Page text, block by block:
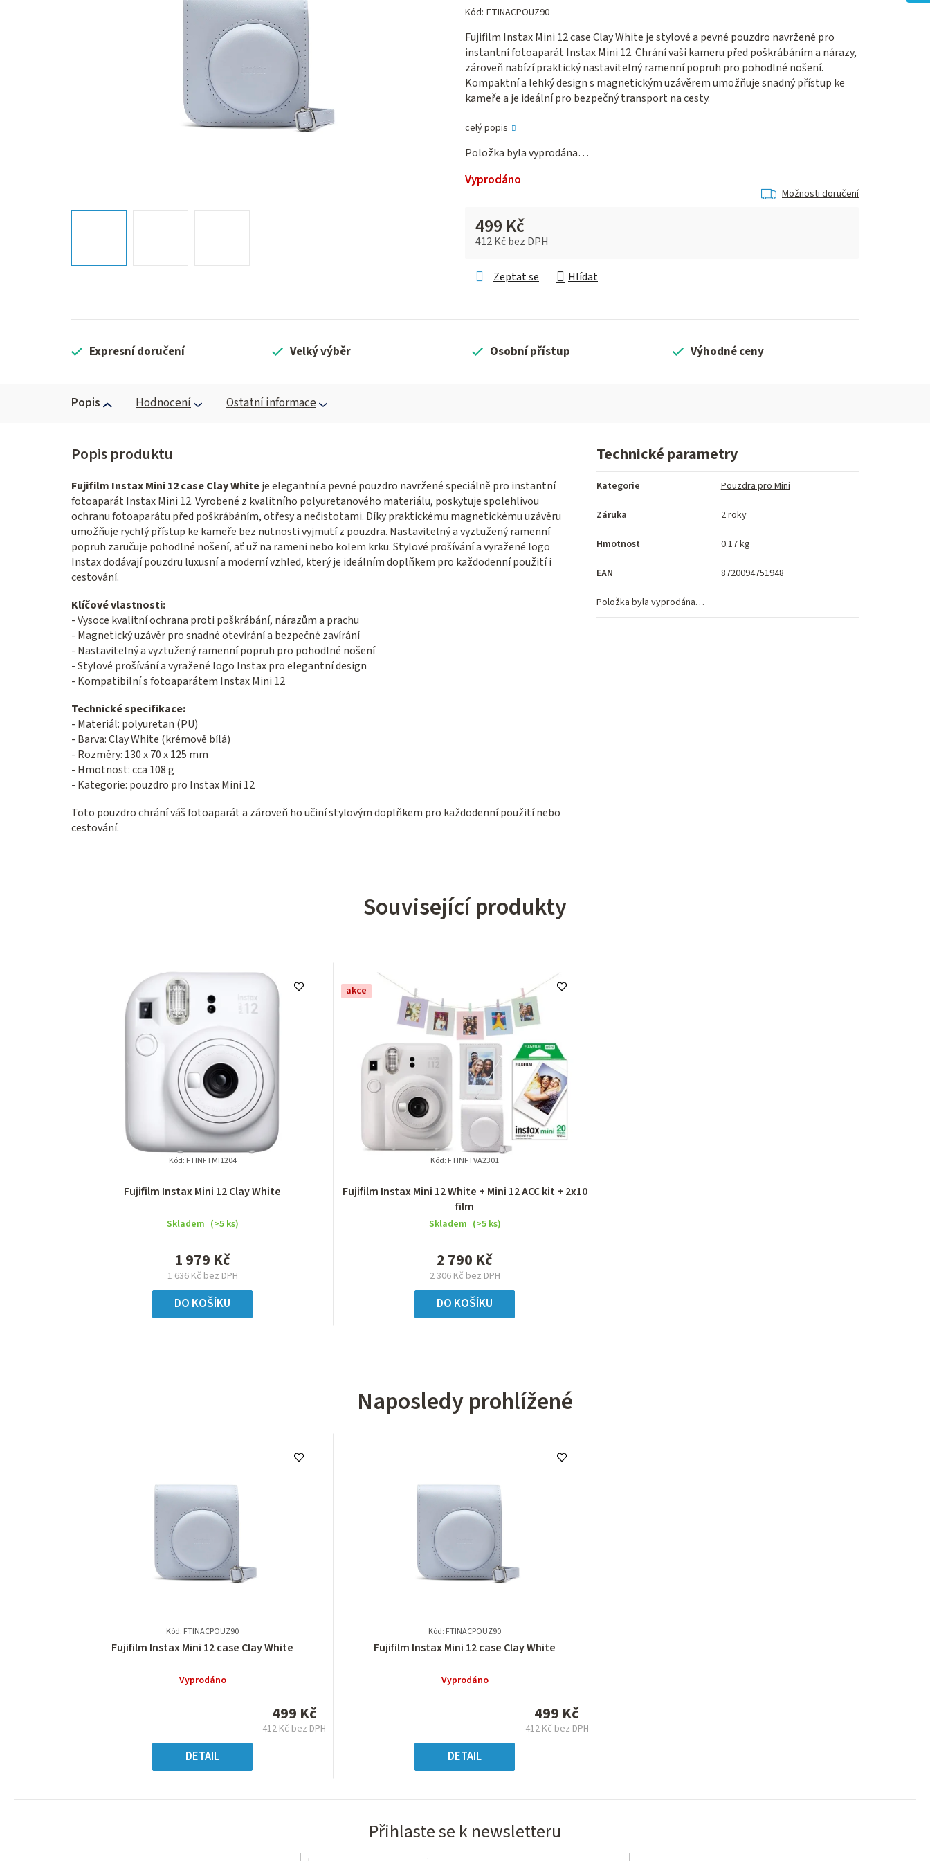
hodnocení
je
0,0
z 5
hvězdiček.
Kód: FTINACPOUZ90
Fujifilm Instax Mini 12 case Clay White je stylové a pevné pouzdro navržené pro
instantní fotoaparát Instax Mini 12. Chrání vaši kameru před poškrábáním a nárazy,
zároveň nabízí praktický nastavitelný ramenní popruh pro pohodlné nošení.
Kompaktní a lehký design s magnetickým uzávěrem umožňuje snadný přístup ke
kameře a je ideální pro bezpečný transport na cesty.
celý popis
Položka byla vyprodána…
Vyprodáno
Možnosti doručení
499 Kč
412 Kč bez DPH
Zeptat se
Hlídat
Expresní doručení Velký výběr Osobní přístup Výhodné ceny
Popis Hodnocení Ostatní informace
Fujifilm Instax Mini 12 case Clay Whiteje elegantní a pevné pouzdro navržené speciálně pro instantní
fotoaparát Instax Mini 12. Vyrobené z kvalitního polyuretanového materiálu, poskytuje spolehlivou
ochranu fotoaparátu před poškrábáním, otřesy a nečistotami. Díky praktickému magnetickému uzávěru
umožňuje rychlý přístup ke kameře bez nutnosti vyjmutí z pouzdra. Nastavitelný a vyztužený ramenní
popruh zaručuje pohodlné nošení, ať už na rameni nebo kolem krku. Stylové prošívání a vyražené logo
Instax dodávají pouzdru luxusní a moderní vzhled, který je ideálním doplňkem pro každodenní použití i
cestování.
Klíčové vlastnosti:
- Vysoce kvalitní ochrana proti poškrábání, nárazům a prachu
- Magnetický uzávěr pro snadné otevírání a bezpečné zavírání
- Nastavitelný a vyztužený ramenní popruh pro pohodlné nošení
- Stylové prošívání a vyražené logo Instax pro elegantní design
- Kompatibilní s fotoaparátem Instax Mini 12
Technické specifikace:
- Materiál: polyuretan (PU)
- Barva: Clay White (krémově bílá)
- Rozměry: 130 x 70 x 125 mm
- Hmotnost: cca 108 g
- Kategorie: pouzdro pro Instax Mini 12
Toto pouzdro chrání váš fotoaparát a zároveň ho učiní stylovým doplňkem pro každodenní použití nebo
cestování.
Technické parametry
Kategorie Pouzdra pro Mini
Záruka 2 roky
Hmotnost 0.17 kg
EAN 8720094751948
Položka byla vyprodána…
Související produkty
Fujifilm Instax Mini 12 Clay White
Skladem (>5 ks)
1 636 Kč bez DPH
1 979 Kč
DO KOŠÍKU
Kód: FTINFTMI1204
akce
Fujifilm Instax Mini 12 White + Mini 12 ACC kit + 2x10
film
Skladem (>5 ks)
2 306 Kč bez DPH
2 790 Kč
DO KOŠÍKU
Kód: FTINFTVA2301
Naposledy prohlížené
Kód: FTINACPOUZ90
Průměrné
produktu
hvězdiček.
Fujifilm Instax Mini 12 case Clay White
Vyprodáno
499 Kč
412 Kč bez DPH
DETAIL
Kód: FTINACPOUZ90
Průměrné
produktu
hvězdiček.
Fujifilm Instax Mini 12 case Clay White
Vyprodáno
499 Kč
412 Kč bez DPH
DETAIL
Přihlaste se k newsletteru